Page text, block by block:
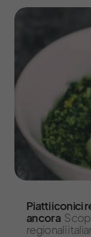
Piatti iconici
ancora
regionali